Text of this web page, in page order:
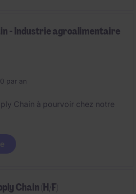
- Industrie agroalimentaire
par an
Chain à pourvoir chez notre
Chain (H/F)